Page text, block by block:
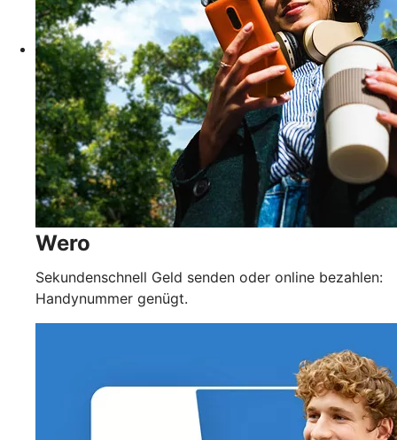
Wero
Sekundenschnell Geld senden oder online bezahlen:
Handynummer genügt.